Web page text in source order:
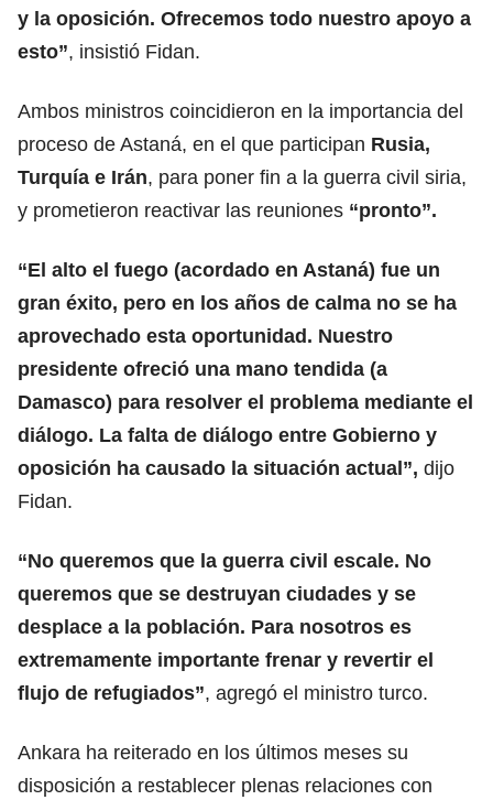
y la oposición. Ofrecemos todo nuestro apoyo a
esto”, insistió Fidan.
Ambos ministros coincidieron en la importancia del
proceso de Astaná, en el que participan Rusia,
Turquía e Irán, para poner fin a la guerra civil siria,
y prometieron reactivar las reuniones “pronto”.
“El alto el fuego (acordado en Astaná) fue un
gran éxito, pero en los años de calma no se ha
aprovechado esta oportunidad. Nuestro
presidente ofreció una mano tendida (a
Damasco) para resolver el problema mediante el
diálogo. La falta de diálogo entre Gobierno y
oposición ha causado la situación actual”, dijo
Fidan.
“No queremos que la guerra civil escale. No
queremos que se destruyan ciudades y se
desplace a la población. Para nosotros es
extremamente importante frenar y revertir el
flujo de refugiados”, agregó el ministro turco.
Ankara ha reiterado en los últimos meses su
disposición a restablecer plenas relaciones con